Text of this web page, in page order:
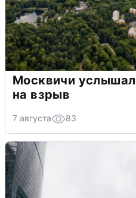
Москвичи
на взрыв
7 августа 83